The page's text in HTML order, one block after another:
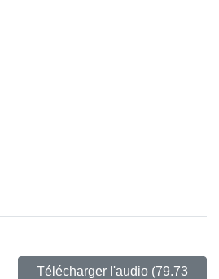
Télécharger l'audio (79.73